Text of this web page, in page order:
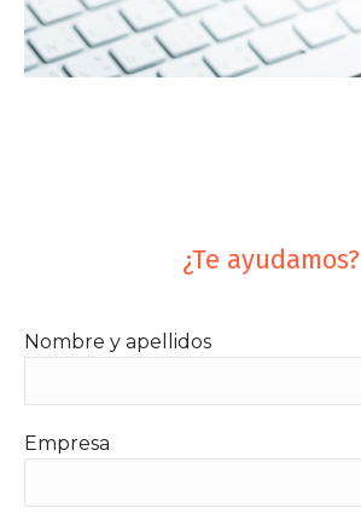
¿Te ayudamos?
Nombre y apellidos
Empresa